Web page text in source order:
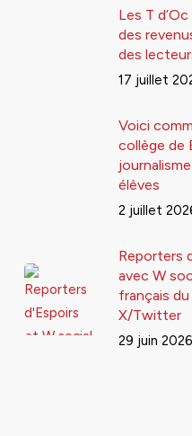
Les T
des
des
17 juillet
Voici
collège de
élèves
2 juillet
Reporters
avec W
français
X/Twitter
29 juin 2026